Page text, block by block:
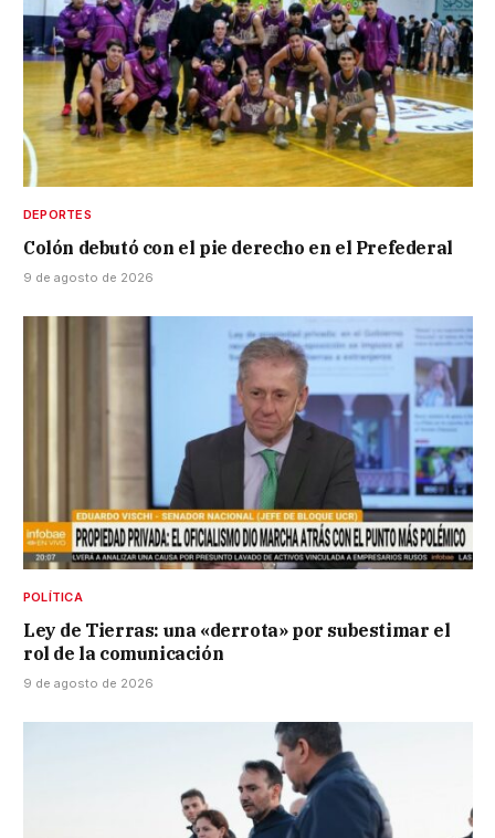
DEPORTES
Colón debutó con el pie derecho en el Prefederal
9 de agosto de 2026
POLÍTICA
Ley de Tierras: una «derrota» por subestimar el
rol de la comunicación
9 de agosto de 2026